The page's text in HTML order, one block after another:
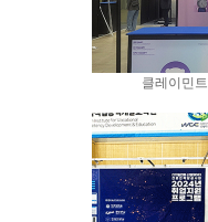
클레이민